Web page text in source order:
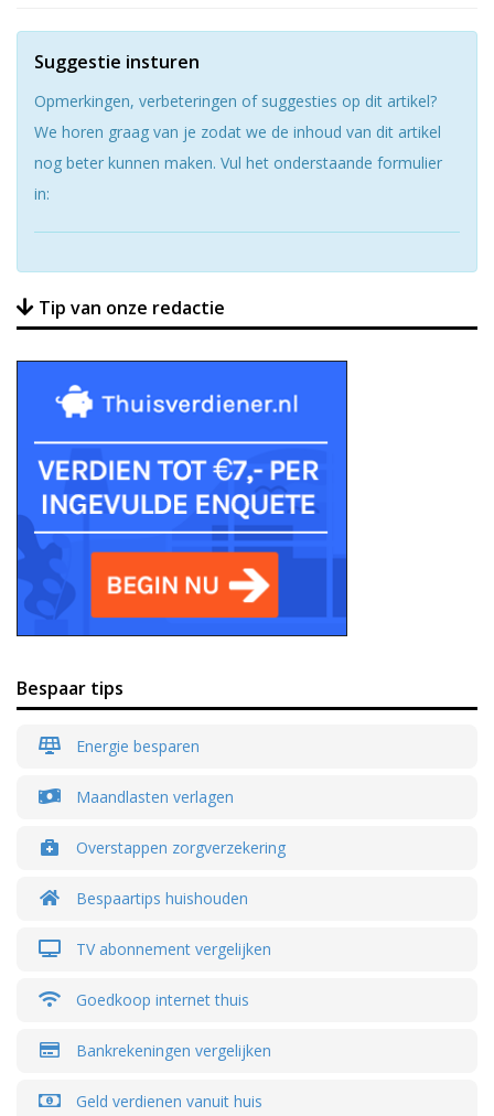
Suggestie insturen
Opmerkingen, verbeteringen of suggesties op dit artikel?
We horen graag van je zodat we de inhoud van dit artikel
nog beter kunnen maken. Vul het onderstaande formulier
in:
Tip van onze redactie
Bespaar tips
Energie besparen
Maandlasten verlagen
Overstappen zorgverzekering
Bespaartips huishouden
TV abonnement vergelijken
Goedkoop internet thuis
Bankrekeningen vergelijken
Geld verdienen vanuit huis